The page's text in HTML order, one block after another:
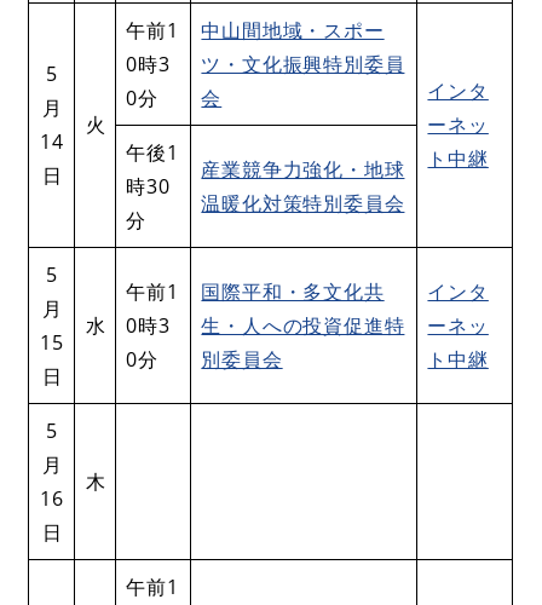
5
月
14
日
火
午前1
0時3
0分
中山間地域・スポー
ツ・文化振興特別委員
会
インタ
ーネッ
ト中継
午後1
時30
分
産業競争力強化・地球
温暖化対策特別委員会
5
月
15
日
水
午前1
0時3
0分
国際平和・多文化共
生・人への投資促進特
別委員会
インタ
ーネッ
ト中継
5
月
16
日
木
午前1